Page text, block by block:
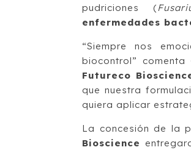
pudriciones (
enfermedades
“Siempre nos
biocontrol” comenta
Futureco
que nuestra
quiera aplicar
La concesión de la
Bioscience